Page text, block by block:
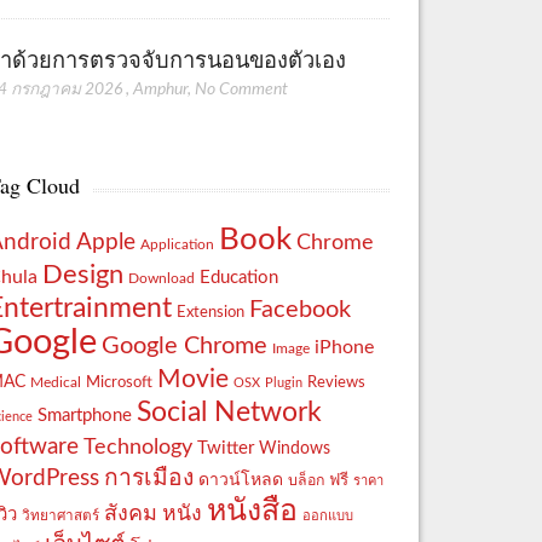
ด้วยการตรวจจับการนอนของตัวเอง
กรกฎาคม 2026 ,Amphur, No Comment
Cloud
Apple Application Book Chrome
Design Download Education
Extension Facebook
Google Chrome Image iPhone
Medical Microsoft Movie OSX Plugin Reviews
Smartphone Social Network
Technology Twitter Windows
การเมือง ดาวน์โหลด บล็อก ฟรี ราคา
ว วิทยาศาสตร์ สังคม หนัง หนังสือ ออกแบบ